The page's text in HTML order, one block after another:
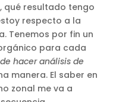
qué resultado tengo
respecto a la
Tenemos por fin un
para cada
hacer análisis de
manera. El saber en
zonal me va a